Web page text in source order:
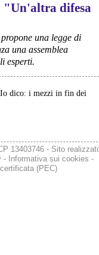
del
saudita e in un
"Un'altra difesa
una legge di
una assemblea
esperti.
dico: i mezzi in fin dei
13403746 - Sito
- Informativa sui cookies -
(PEC)